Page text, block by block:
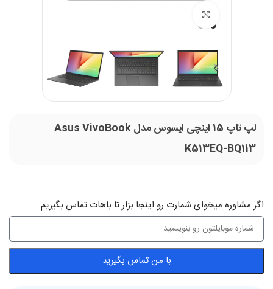
لپ تاپ 15 اینچی ایسوس مدل Asus VivoBook
K513EQ-BQ113
اگر‌ مشاوره میخوای شمارت رو اینجا بزار تا باهات تماس بگیریم
با من تماس بگیرید